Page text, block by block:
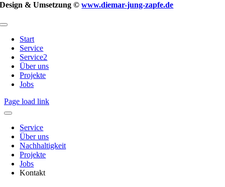
Design & Umsetzung ©www.diemar-jung-zapfe.de
Toggle
Navigation
Start
Service
Service2
Über uns
Projekte
Jobs
Page load link
Service
Über uns
Nachhaltigkeit
Projekte
Jobs
Kontakt